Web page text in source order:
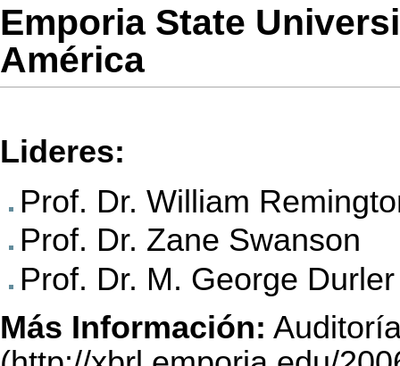
Emporia State
América
Lideres:
Prof. Dr. William
Prof. Dr. Zane Swanson
Prof. Dr. M. George Durler
Más Información: